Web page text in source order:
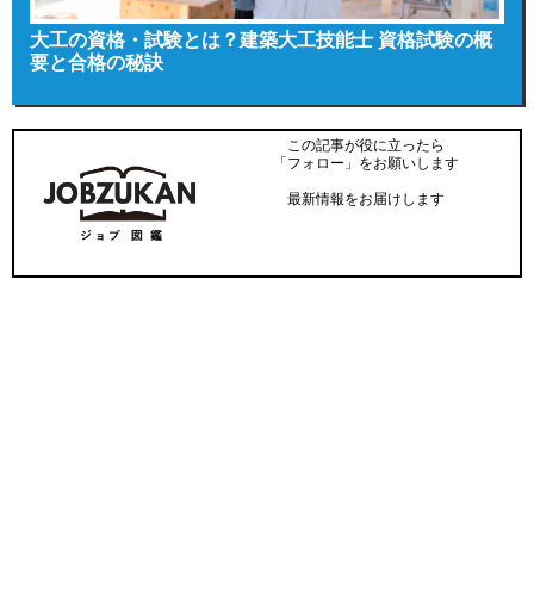
大工の資格・試験とは？建築大工技能士 資格試験の概
要と合格の秘訣
この記事が役に立ったら
「フォロー」をお願いします
最新情報をお届けします